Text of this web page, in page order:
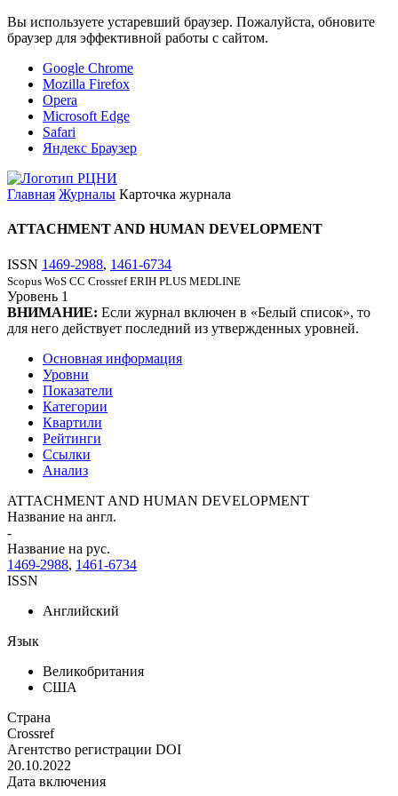
Вы используете устаревший браузер. Пожалуйста, обновите
браузер для эффективной работы с сайтом.
Google Chrome
Mozilla Firefox
Opera
Microsoft Edge
Safari
Яндекс Браузер
Главная Журналы Карточка журнала
ATTACHMENT AND HUMAN DEVELOPMENT
ISSN 1469-2988, 1461-6734
Scopus WoS CC Crossref ERIH PLUS MEDLINE
Уровень 1
ВНИМАНИЕ: Если журнал включен в «Белый список», то
для него действует последний из утвержденных уровней.
Основная информация
Уровни
Показатели
Категории
Квартили
Рейтинги
Ссылки
Анализ
ATTACHMENT AND HUMAN DEVELOPMENT
Название на англ.
-
Название на рус.
1469-2988, 1461-6734
ISSN
Английский
Язык
Великобритания
США
Страна
Crossref
Агентство регистрации DOI
20.10.2022
Дата включения